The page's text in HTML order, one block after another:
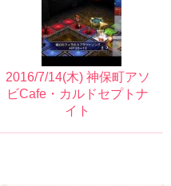
2016/7/14(木) 神保町アソ
ビCafe・カルドセプトナ
イト